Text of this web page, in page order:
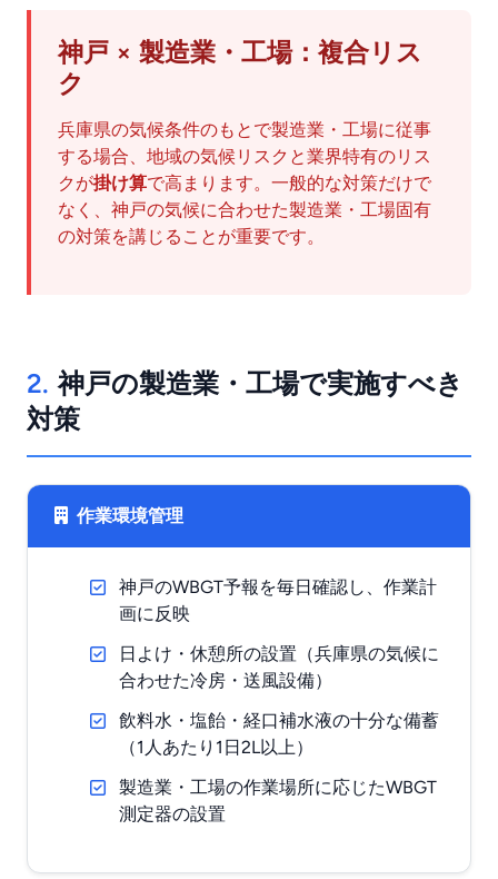
神戸 × 製造業・工場：複合リス
ク
兵庫県の気候条件のもとで製造業・工場に従事
する場合、地域の気候リスクと業界特有のリス
クが掛け算で高まります。一般的な対策だけで
なく、神戸の気候に合わせた製造業・工場固有
の対策を講じることが重要です。
2. 神戸の製造業・工場で実施すべき
対策
作業環境管理
神戸のWBGT予報を毎日確認し、作業計
画に反映
日よけ・休憩所の設置（兵庫県の気候に
合わせた冷房・送風設備）
飲料水・塩飴・経口補水液の十分な備蓄
（1人あたり1日2L以上）
製造業・工場の作業場所に応じたWBGT
測定器の設置